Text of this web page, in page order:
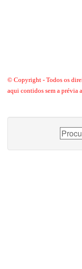
© Copyright - Todos os
aqui contidos sem a prévia